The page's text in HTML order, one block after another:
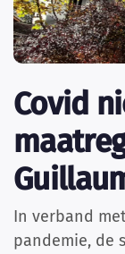
Covid
In verband
pandemie, de